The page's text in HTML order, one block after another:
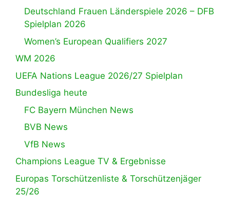
Deutschland Frauen Länderspiele 2026 – DFB
Spielplan 2026
Women’s European Qualifiers 2027
WM 2026
UEFA Nations League 2026/27 Spielplan
Bundesliga heute
FC Bayern München News
BVB News
VfB News
Champions League TV & Ergebnisse
Europas Torschützenliste & Torschützenjäger
25/26